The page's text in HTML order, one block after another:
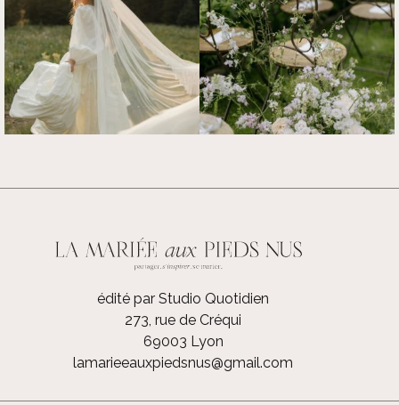
édité par Studio Quotidien
273, rue de Créqui
69003 Lyon
lamarieeauxpiedsnus@gmail.com